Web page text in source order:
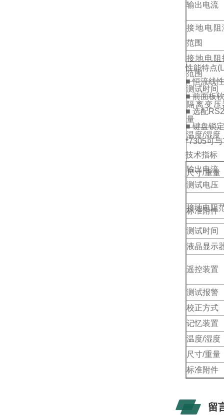
输出电流
接地电阻
范围
接地电阻
范围
测试时间
隔离变压
量
温度/湿度
尺寸/重量
标准附件
性能特点
■ 恒流线
■ 前面板
■ 选配
■ 键盘锁
*7305可
技术指标
输出电流
测试电压
接地电阻
测试时间
液晶显示
遥控装置
测试报警
校正方式
记忆装置
温度/湿度
尺寸/重量
标准附件
留